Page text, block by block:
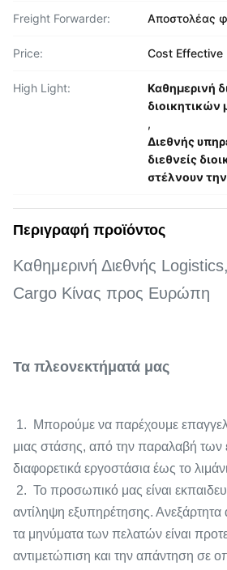
Freight Forwarder: Αποστολέας
Price: Cost Effective
High Light:
Καθημερινή
διοικητικών
,
Διεθνής
διεθνείς
στέλνουν
Περιγραφή προϊόντος
Καθημερινή Διεθνής
Cargo Κίνας προς Ευρώπη
Τα πλεονεκτήματά μας
1. Μπορούμε να παρέχουμε
μιας στάσης, από την παραλαβή
διαφορετικά εργοστάσια έως το
2. Το προσωπικό μας είναι
αντίληψη εξυπηρέτησης.
τα μηνύματα των πελατών είναι
αντιμετώπιση και την απάντηση σε